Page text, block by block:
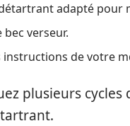
adapté pour
verseur.
instructions de votre
plusieurs cycles